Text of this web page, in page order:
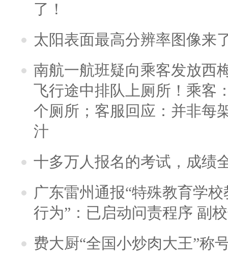
了！
太阳表面最高分辨率图像来
南航一航班疑向乘客发放西
飞行途中排队上厕所！乘客
个厕所；客服回应：并非每
汁
十多万人报名的考试，成绩
广东雷州通报“特殊教育学
行为”：已启动问责程序 副
费大厨“全国小炒肉大王”称